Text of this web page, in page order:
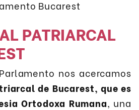
PATRIARCAL
nos acercamos
de Bucarest, que es
Ortodoxa Rumana, una